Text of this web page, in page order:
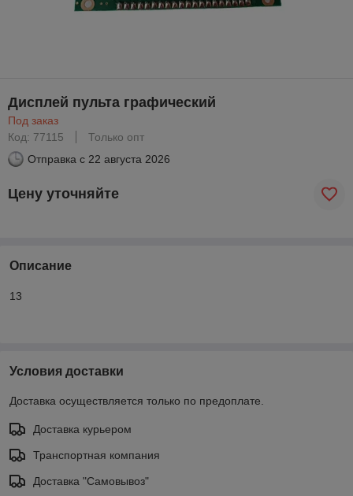
Дисплей пульта графический
Под заказ
Код: 77115
Только опт
Отправка с 22 августа 2026
Цену уточняйте
Описание
13
Условия доставки
Доставка осуществляется только по предоплате.
Доставка курьером
Транспортная компания
Доставка "Самовывоз"